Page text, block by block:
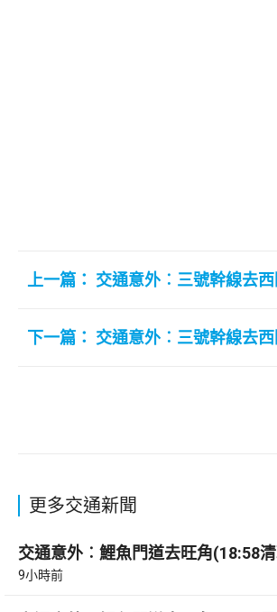
上一篇： 交通意外︰三號幹線去
下一篇： 交通意外︰三號幹線去
更多交通新聞
交通意外︰鯉魚門道去旺角(18:58
9小時前